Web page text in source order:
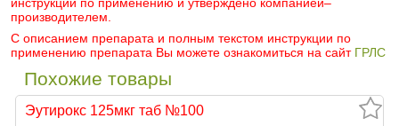
инструкции по применению и утверждено компанией–
производителем.
С описанием препарата и полным текстом инструкции по
применению препарата Вы можете ознакомиться на сайт ГРЛС
Похожие товары
Эутирокс 125мкг таб №100